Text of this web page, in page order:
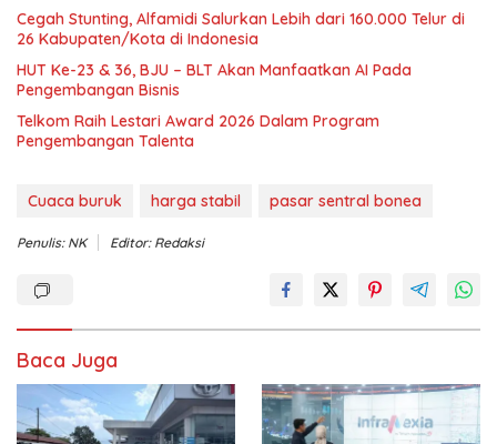
Cegah Stunting, Alfamidi Salurkan Lebih dari 160.000 Telur di
26 Kabupaten/Kota di Indonesia
HUT Ke-23 & 36, BJU – BLT Akan Manfaatkan AI Pada
Pengembangan Bisnis
Telkom Raih Lestari Award 2026 Dalam Program
Pengembangan Talenta
Cuaca buruk harga stabil pasar sentral bonea
Penulis: NK Editor: Redaksi
Baca Juga